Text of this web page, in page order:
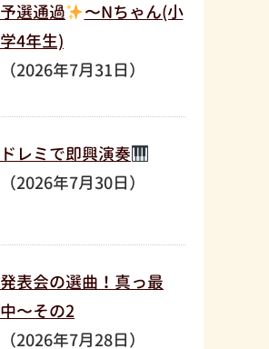
予選通過
〜Nちゃん(小
学4年生)
（2026年7月31日）
ドレミで即興演奏
（2026年7月30日）
発表会の選曲！真っ最
中〜その2
（2026年7月28日）